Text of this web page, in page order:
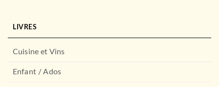
LIVRES
Cuisine et Vins
Enfant / Ados